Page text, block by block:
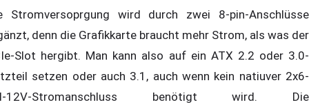
Stromversoprgung wird durch zwei 8-pin-Anschlüsse
denn die Grafikkarte braucht mehr Strom, als was der
Slot hergibt. Man kann also auf ein ATX 2.2 oder 3.0-
setzen oder auch 3.1, auch wenn kein natiuver 2x6-
12V-Stromanschluss benötigt wird. Die